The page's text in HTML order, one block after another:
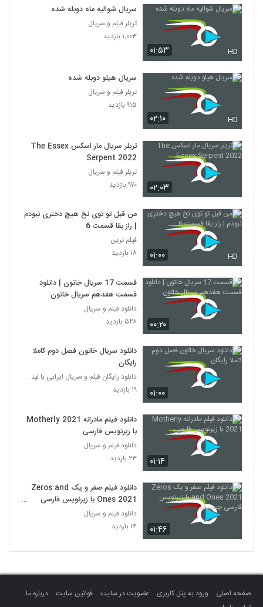
۰۱:۵۳ HD
سریال شوالیه ماه دوبله شده
تریلر فیلم و سریال
۱,۰۰۳ بازدید
۰۲:۱۰ HD
سریال هیلو دوبله شده
تریلر فیلم و سریال
۹۱۵ بازدید
۰۲:۰۳
تریلر سریال مار اسکس The Essex
Serpent 2022
تریلر فیلم و سریال
۹۷۰ بازدید
۰۱:۰۰ HD
من قبل تو توی نخ هیچ دختری نبودم
| راز بقا قسمت 6
فیلم ترین
۱۸ بازدید
۰۰:۲۰
قسمت 17 سریال خاتون | دانلود
قسمت هفدهم سریال خاتون
دانلود فیلم و سریال
۵۴۸ بازدید
۰۱:۰۰
دانلود سریال خاتون فصل دوم کاملا
رایگان
دانلود رایگان فیلم و سریال ایرانی با لینک مستقیم
۱۹ بازدید
۰۱:۱۴
دانلود فیلم مادرانه Motherly 2021
با زیرنویس فارسی
دانلود فیلم و سریال
۲۳ بازدید
۰۱:۴۶
دانلود فیلم صفر و یک Zeros and
Ones 2021 با زیرنویس فارسی
چسبیده
دانلود فیلم و سریال
۱۴ بازدید
صفحه اصلی ورود به پنل کاربری عضویت در سایت قوانین سایت
درباره ما